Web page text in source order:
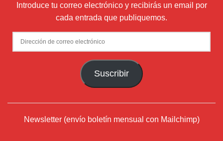
Introduce tu correo electrónico y recibirás un email por
cada entrada que publiquemos.
Dirección
de
Suscribir
Newsletter (envío boletín mensual con Mailchimp)